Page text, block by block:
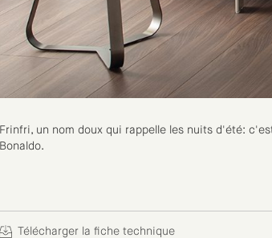
Frinfri, un nom doux qui rappelle les nuits d'été:
Bonaldo.
Télécharger la fiche technique